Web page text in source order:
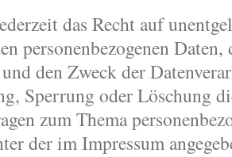
das Recht auf
personenbezogenen
den Zweck der
Sperrung oder Löschung
zum Thema
der im Impressum